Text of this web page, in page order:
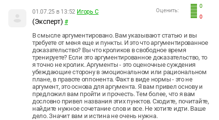
0
0
Оценить:
01.07.25 в 13:52 Игорь С
(Эксперт) #
В смысле аргументировано. Вам указывают статью и вы
требуете от меня еще и пункты. И это что аргументированное
доказательство? Вы что кроликов в свободное время
тренируете? Если это аргументированное доказательство, то
я точно не кролик. Аргументы - это оценочные суждения
убеждающие сторону в эмоциональном или рациональном
плане, в правоте оппонента. Факт в виде нормы - это не
аргумент, это основа для аргумента. Я вам привел основу и
предложил вам пройти и прочесть. Тем более, что я вам
дословно привел названия этих пунктов. Сходите, почитайте,
найдите нужное сочетание слов и все. Не хотите идти. Ваше
дело. Значит вам и истина не очень нужна.